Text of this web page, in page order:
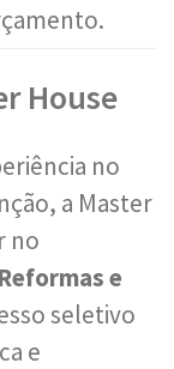
House
no
a Master
no
Reformas e
seletivo
e